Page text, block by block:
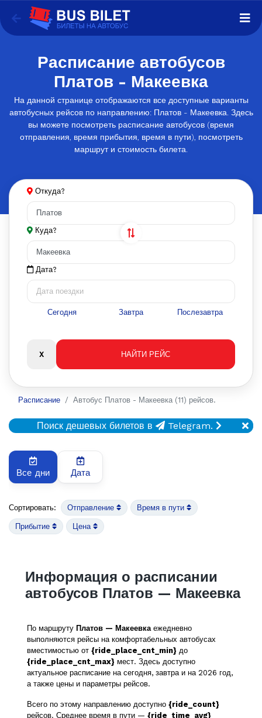
Расписание автобусов
Платов - Макеевка
На данной странице отображаются все доступные варианты
автобусных рейсов по направлению: Платов - Макеевка. Здесь
вы можете посмотреть расписание автобусов (время
отправления, время прибытия, время в пути), посмотреть
маршрут и стоимость билета.
Откуда?
Куда?
Дата?
Сегодня Завтра Послезавтра
Расписание Автобус Платов - Макеевка (11) рейсов.
Поиск дешевых билетов в Telegram.
Все дни Дата
Сортировать: Отправление Время в пути
Прибытие Цена
Информация о расписании
автобусов Платов — Макеевка
По маршруту Платов — Макеевкаежедневно
выполняются рейсы на комфортабельных автобусах
вместимостью от {ride_place_cnt_min} до
{ride_place_cnt_max} мест. Здесь доступно
актуальное расписание на сегодня, завтра и на 2026 год,
а также цены и параметры рейсов.
Всего по этому направлению доступно {ride_count}
рейсов. Среднее время в пути — {ride_time_avg}